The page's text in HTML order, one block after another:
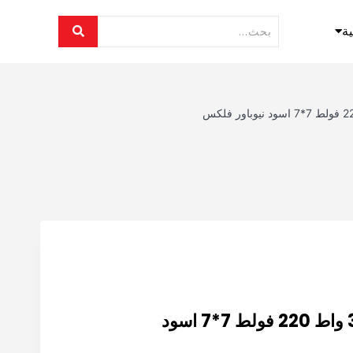
مفتاح تحكم اضاءة 300 واط 220 فولط 7*7 اسود